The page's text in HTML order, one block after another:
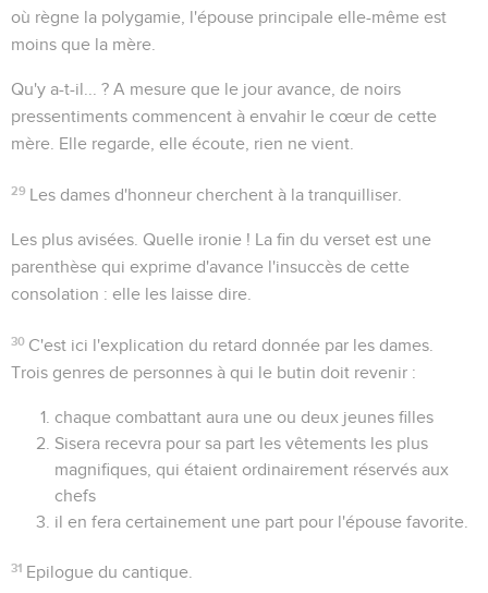
où règne la polygamie, l'épouse principale elle-même est
moins que la mère.
Qu'y a-t-il... ? A mesure que le jour avance, de noirs
pressentiments commencent à envahir le cœur de cette
mère. Elle regarde, elle écoute, rien ne vient.
29 Les dames d'honneur cherchent à la tranquilliser.
Les plus avisées . Quelle ironie ! La fin du verset est une
parenthèse qui exprime d'avance l'insuccès de cette
consolation : elle les laisse dire.
30 C'est ici l'explication du retard donnée par les dames.
Trois genres de personnes à qui le butin doit revenir :
chaque combattant aura une ou deux jeunes filles
Sisera recevra pour sa part les vêtements les plus
magnifiques, qui étaient ordinairement réservés aux
chefs
il en fera certainement une part pour l'épouse favorite.
31 Epilogue du cantique.